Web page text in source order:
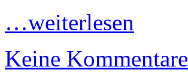
…weiterlesen
Keine Kommentare